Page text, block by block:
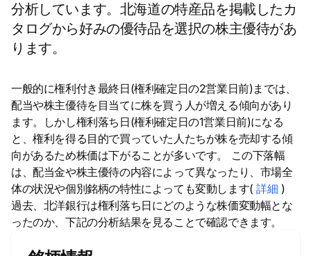
分析しています。北海道の特産品を掲載したカ
タログから好みの優待品を選択の株主優待があ
ります。
一般的に権利付き最終日(権利確定日の2営業日前)までは、
配当や株主優待を目当てに株を買う人が増える傾向があり
ます。しかし権利落ち日(権利確定日の1営業日前)になる
と、権利を得る目的で買っていた人たちが株を売却する傾
向があるため株価は下がることが多いです。 この下落幅
は、配当金や株主優待の内容によって異なったり、市場全
体の状況や個別銘柄の特性によっても変動します(詳細 )
過去、北洋銀行は権利落ち日にどのような株価変動幅とな
ったのか、下記の分析結果を見ることで確認できます。